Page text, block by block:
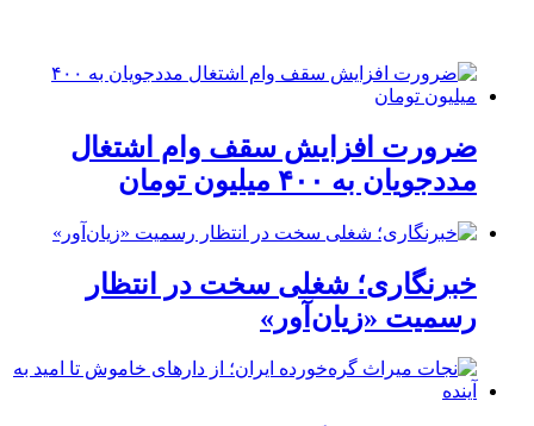
ضرورت افزایش سقف وام اشتغال
مددجویان به ۴۰۰ میلیون تومان
خبرنگاری؛ شغلی سخت در انتظار
رسمیت «زیان‌آور»